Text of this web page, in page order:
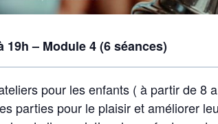
19h – Module 4 (6 séances)
pour les enfants ( à partir de 8
parties pour le plaisir et améliorer